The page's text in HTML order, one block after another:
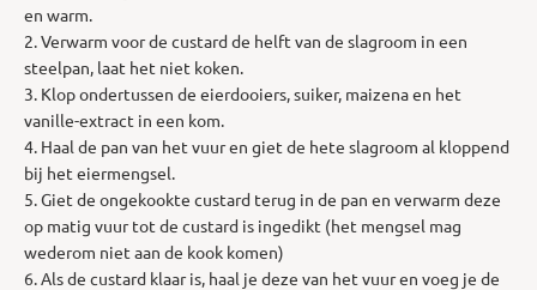
en warm.
2. Verwarm voor de custard de helft van de slagroom in een
steelpan, laat het niet koken.
3. Klop ondertussen de eierdooiers, suiker, maizena en het
vanille-extract in een kom.
4. Haal de pan van het vuur en giet de hete slagroom al kloppend
bij het eiermengsel.
5. Giet de ongekookte custard terug in de pan en verwarm deze
op matig vuur tot de custard is ingedikt (het mengsel mag
wederom niet aan de kook komen)
6. Als de custard klaar is, haal je deze van het vuur en voeg je de